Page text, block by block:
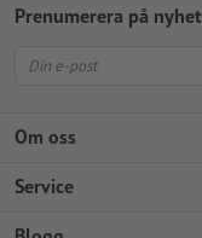
Om oss
Företag
Service
Betalningsalternativ
Prenumerera på